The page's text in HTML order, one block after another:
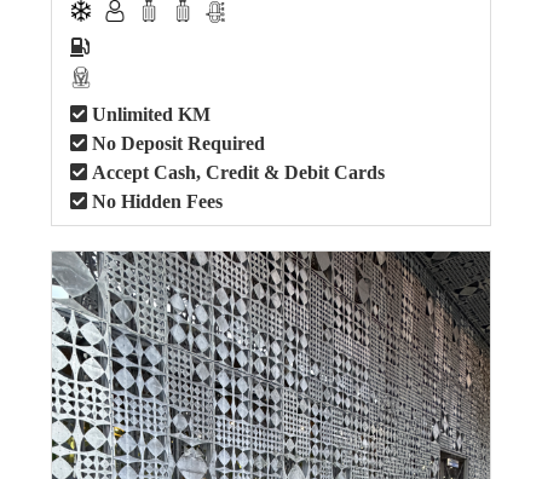
Unlimited KM
No Deposit Required
Accept Cash, Credit & Debit Cards
No Hidden Fees